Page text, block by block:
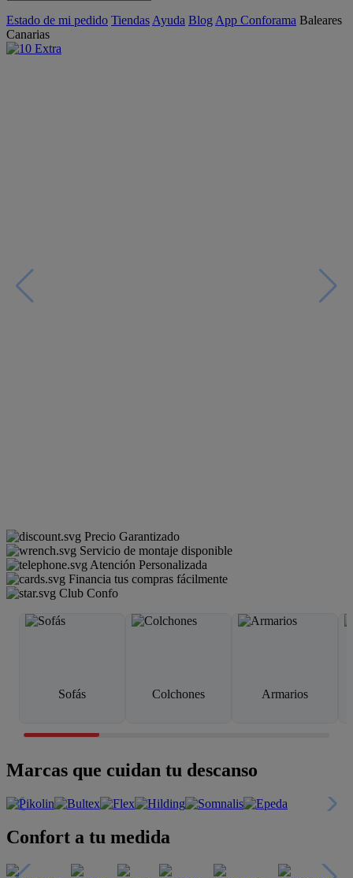
Estado de mi pedido Tiendas Ayuda Blog App Conforama Baleares
Canarias
Precio Garantizado
Servicio de montaje disponible
Atención Personalizada
Financia tus compras fácilmente
Club Confo
Sofás Colchones Armarios
Marcas que cuidan tu descanso
Confort a tu medida